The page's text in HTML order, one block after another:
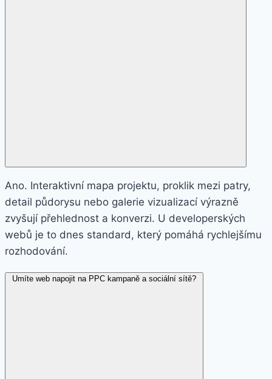
Ano. Interaktivní mapa projektu, proklik mezi patry,
detail půdorysu nebo galerie vizualizací výrazně
zvyšují přehlednost a konverzi. U developerských
webů je to dnes standard, který pomáhá rychlejšímu
rozhodování.
Umíte web napojit na PPC kampaně a sociální sítě?